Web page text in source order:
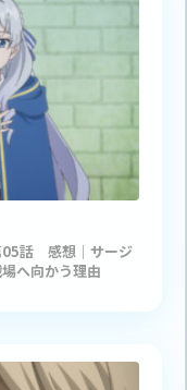
05話 感想｜サージ
へ向かう理由